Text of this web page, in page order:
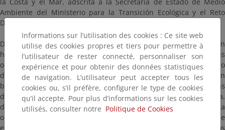
Ambiente del Ministerio para la Transición Ecológica y el Reto
Demográfico.
Dicha documentación podrá consultarse en días hábiles y en
horario comprendido entre las 9.00 y las 14.00 horas, en las
oficinas de la Demarcación de Costas de Galicia, calle San Pedro
de Mezonzo 2 bajo - 15004 A Coruña, previa petición de cita en
bzn-costasacoruna@miteco.es o en el teléfono 981 30 38 99, en las
dependencias del Ayuntamiento de Carballo o en esta página,
donde se encuentra a disposición a fin de que cualquier persona
o entidad pueda presentar las observaciones o alegaciones que
estime oportunas dentro del plazo citado, según los mecanismos
Informations sur l’utilisation des cookies : Ce site web
utilise des cookies propres et tiers pour permettre à
l’utilisateur de rester connecté, personnaliser son
expérience et pour obtenir des données statistiques
de navigation. L’utilisateur peut accepter tous les
cookies ou, s’il préfère, configurer le type de cookies
qu’il accepte. Pour plus d’informations sur les cookies
utilisés, consulter notre Politique de Cookies